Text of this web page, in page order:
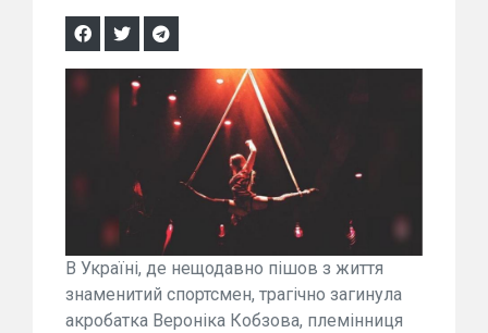
В Україні, де нещодавно пішов з життя
знаменитий спортсмен, трагічно загинула
акробатка Вероніка Кобзова, племінниця